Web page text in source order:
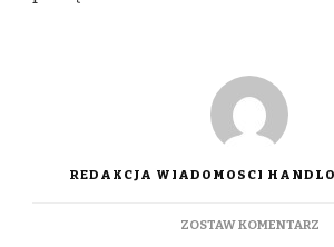
REDAKCJA WIADOMOSCI
ZOSTAW KOMENTARZDO